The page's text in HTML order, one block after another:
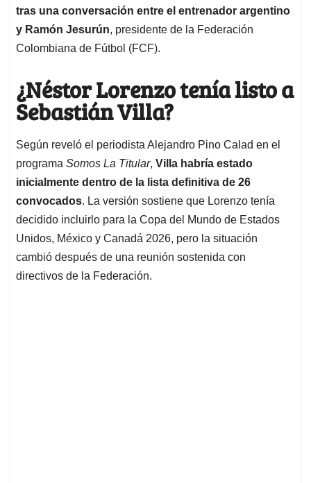
tras una conversación entre el entrenador argentino
y Ramón Jesurún, presidente de la Federación
Colombiana de Fútbol (FCF).
¿Néstor Lorenzo tenía listo a
Sebastián Villa?
Según reveló el periodista Alejandro Pino Calad en el
programa Somos La Titular, Villa habría estado
inicialmente dentro de la lista definitiva de 26
convocados. La versión sostiene que Lorenzo tenía
decidido incluirlo para la Copa del Mundo de Estados
Unidos, México y Canadá 2026, pero la situación
cambió después de una reunión sostenida con
directivos de la Federación.